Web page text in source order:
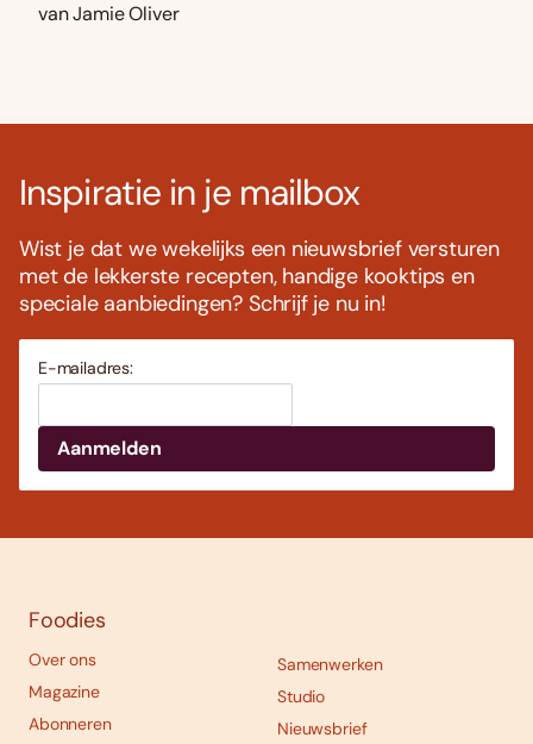
van Jamie Oliver
Inspiratie in je mailbox
Wist je dat we wekelijks een nieuwsbrief versturen
met de lekkerste recepten, handige kooktips en
speciale aanbiedingen? Schrijf je nu in!
E-mailadres:
Foodies
Over ons
Magazine
Abonneren
Samenwerken
Studio
Nieuwsbrief